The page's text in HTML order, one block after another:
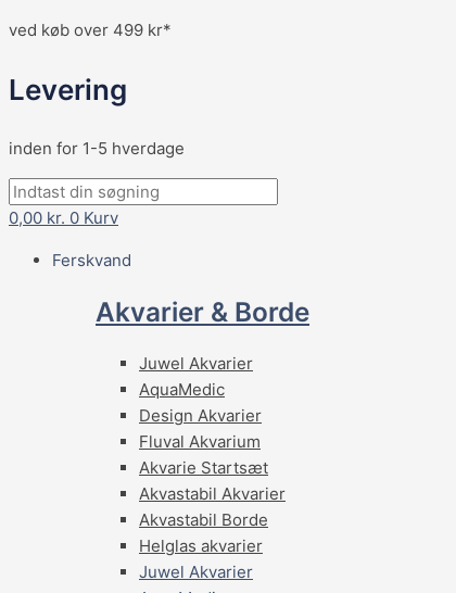
ved køb over 499 kr*
Levering
inden for 1-5 hverdage
0,00 kr. 0 Kurv
Ferskvand
Akvarier & Borde
Juwel Akvarier
AquaMedic
Design Akvarier
Fluval Akvarium
Akvarie Startsæt
Akvastabil Akvarier
Akvastabil Borde
Helglas akvarier
Juwel Akvarier